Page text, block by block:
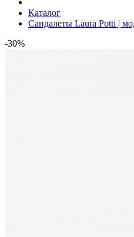
Каталог
Сандалеты Laura Potti |
-30%